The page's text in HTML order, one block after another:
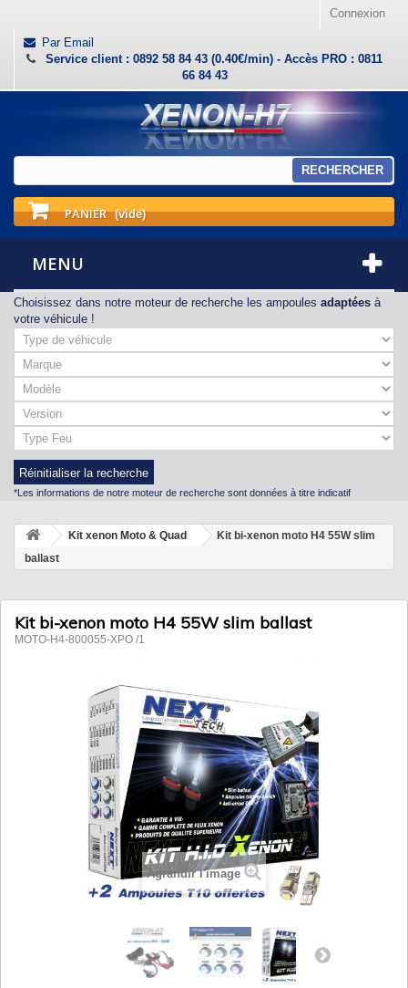
Connexion
Par Email
Service client : 0892 58 84 43 (0.40€/min) - Accès PRO : 0811
66 84 43
RECHERCHER
PANIER (vide)
MENU
Choisissez dans notre moteur de recherche les ampoules adaptées à
votre véhicule !
Réinitialiser la recherche
*Les informations de notre moteur de recherche sont données à titre indicatif
Kit xenon Moto & Quad
Kit bi-xenon moto H4 55W slim
ballast
Kit bi-xenon moto H4 55W slim ballast
MOTO-H4-800055-XPO /1
Agrandir l'image